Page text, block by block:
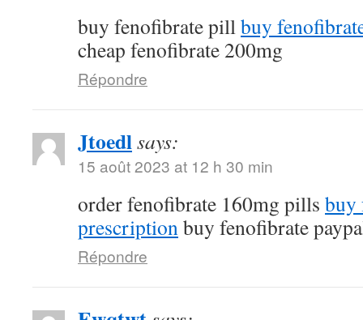
buy fenofibrate pillbuy
cheap fenofibrate 200mg
Répondre
Jtoedlsays:
15 août 2023 at 12 h 30 min
order fenofibrate 160mg pills buy
prescriptionbuy fenofibrate
Répondre